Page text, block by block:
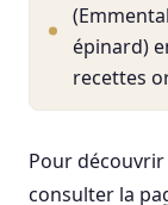
épinard)
recettes
Pour découvrir
consulter la